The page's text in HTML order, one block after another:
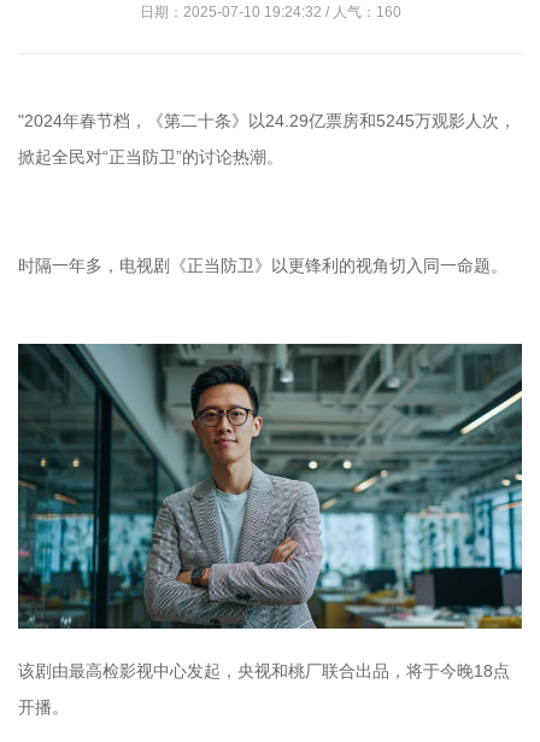
日期：2025-07-10 19:24:32 / 人气：160
"2024年春节档，《第二十条》以24.29亿票房和5245万观影人次，
掀起全民对“正当防卫”的讨论热潮。
时隔一年多，电视剧《正当防卫》以更锋利的视角切入同一命题。
该剧由最高检影视中心发起，央视和桃厂联合出品，将于今晚18点
开播。